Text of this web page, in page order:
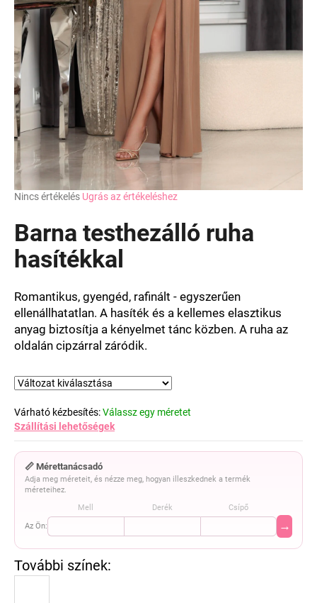
A
átlagos
értékelése
5-
csillag.
Nincs értékelés Ugrás az értékeléshez
Barna testhezálló ruha
hasítékkal
Romantikus, gyengéd, rafinált - egyszerűen
ellenállhatatlan. A hasíték és a kellemes elasztikus
anyag biztosítja a kényelmet tánc közben. A ruha az
oldalán cipzárral záródik.
Várható kézbesítés:Válassz egy méretet
Szállítási lehetőségek
📏 Mérettanácsadó
Adja meg méreteit, és nézze meg, hogyan illeszkednek a termék
méreteihez.
Mell
Derék Csípő
Az Ön: →